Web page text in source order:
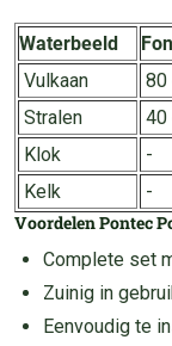
Waterbeeld
Vulkaan
80
Stralen
40
Klok
-
Kelk
-
Voordelen Pontec
Complete set
Zuinig in
Eenvoudig te